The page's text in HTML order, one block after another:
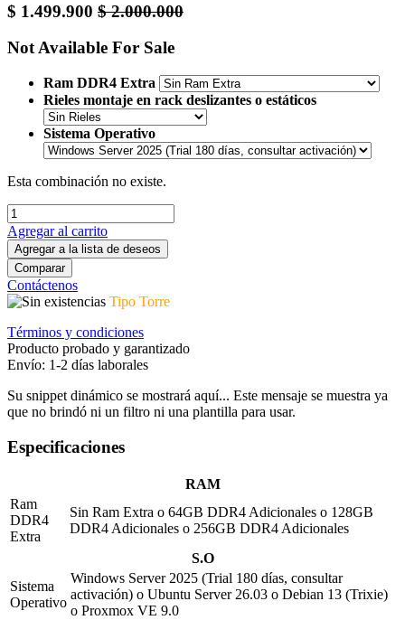
$ 1.499.900 $2.000.000
Not Available For Sale
Ram DDR4 Extra
Rieles montaje en rack deslizantes o estáticos
Sistema Operativo
Esta combinación no existe.
Agregar al carrito
Agregar a la lista de deseos
Comparar
Contáctenos
Tipo Torre
Términos y condiciones
Producto probado y garantizado
Envío: 1-2 días laborales
Su snippet dinámico se mostrará aquí... Este mensaje se muestra ya
que no brindó ni un filtro ni una plantilla para usar.
Especificaciones
RAM
Ram
DDR4
Extra
Sin Ram Extra o 64GB DDR4 Adicionales o 128GB
DDR4 Adicionales o 256GB DDR4 Adicionales
S.O
Sistema
Operativo
Windows Server 2025 (Trial 180 días, consultar
activación) o Ubuntu Server 26.03 o Debian 13 (Trixie)
o Proxmox VE 9.0